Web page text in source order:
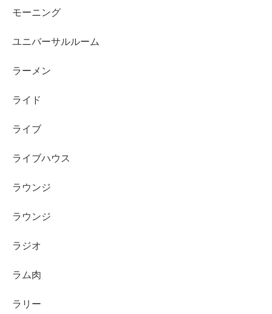
モーニング
ユニバーサルルーム
ラーメン
ライド
ライブ
ライブハウス
ラウンジ
ラウンジ
ラジオ
ラム肉
ラリー